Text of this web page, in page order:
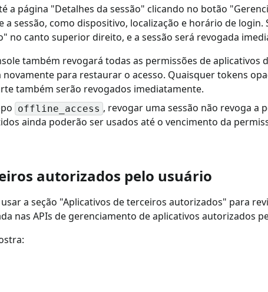
a página "Detalhes da sessão" clicando no botão
sessão, como dispositivo, localização e horário de login.
no canto superior direito, e a sessão será revogada
também revogará todas as permissões de aplicativos
para restaurar o acesso. Quaisquer tokens
também serão revogados imediatamente.
offline_access , revogar uma sessão não revoga a
ainda poderão ser usados até o vencimento da
autorizados pelo usuário
a seção "Aplicativos de terceiros autorizados" para
nas APIs de gerenciamento de aplicativos autorizados